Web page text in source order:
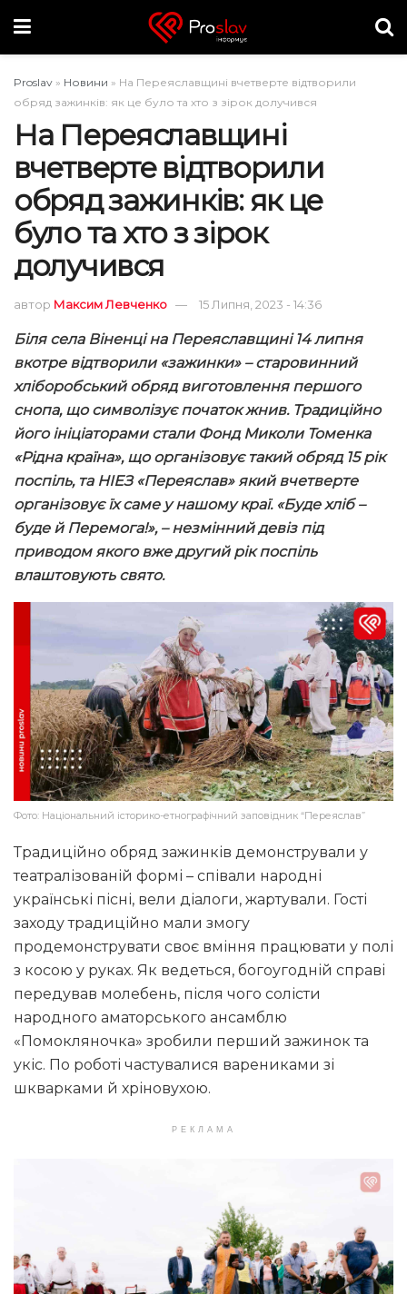
Proslav » Новини » На Переяславщині вчетверте відтворили
обряд зажинків: як це було та хто з зірок долучився
На Переяславщині
вчетверте відтворили
обряд зажинків: як це
було та хто з зірок
долучився
автор Максим Левченко 15 Липня, 2023 - 14:36
Біля села Віненці на Переяславщині 14 липня
вкотре відтворили «зажинки» – старовинний
хліборобський обряд виготовлення першого
снопа, що символізує початок жнив. Традиційно
його ініціаторами стали Фонд Миколи Томенка
«Рідна країна», що організовує такий обряд 15 рік
поспіль, та НІЕЗ «Переяслав» який вчетверте
організовує їх саме у нашому краї. «Буде хліб –
буде й Перемога!», – незмінний девіз під
приводом якого вже другий рік поспіль
влаштовують свято.
Фото: Національний історико-етнографічний заповідник “Переяслав”
Традиційно обряд зажинків демонстрували у
театралізованій формі – співали народні
українські пісні, вели діалоги, жартували. Гості
заходу традиційно мали змогу
продемонструвати своє вміння працювати у полі
з косою у руках. Як ведеться, богоугодній справі
передував молебень, після чого солісти
народного аматорського ансамблю
«Помокляночка» зробили перший зажинок та
укіс. По роботі частувалися варениками зі
шкварками й хріновухою.
РЕКЛАМА